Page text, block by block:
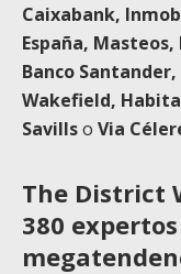
Caixabank,
España,
Banco
Wakefield,
Savillso Via
The District
380